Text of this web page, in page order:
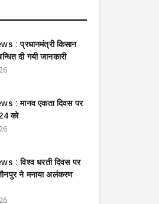
: ​प्रधानमंत्री किसान
दी गयी जानकारी
: ​मानव एकता दिवस पर
को
: विश्व धरती दिवस पर
ने मनाया अलंकरण